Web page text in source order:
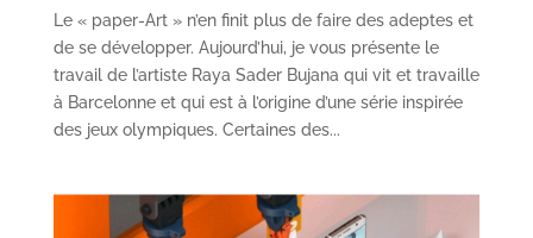
Le « paper-Art » n’en finit plus de faire des adeptes et
de se développer. Aujourd’hui, je vous présente le
travail de l’artiste Raya Sader Bujana qui vit et travaille
à Barcelonne et qui est à l’origine d’une série inspirée
des jeux olympiques. Certaines des...